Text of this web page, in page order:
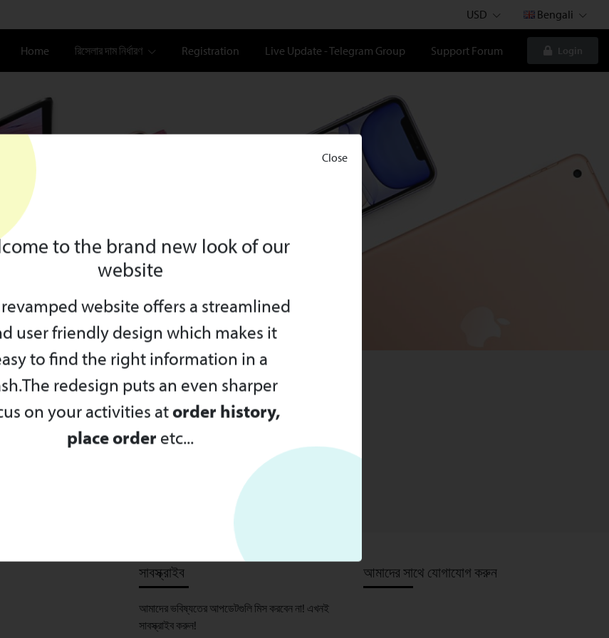
USD Bengali
Home রিসেলার দাম নির্ধারণ Registration Live Update - Telegram Group Support Forum Login
সাবস্ক্রাইব
আমাদের ভবিষ্যতের আপডেটগুলি মিস করবেন না! এখনই
সাবস্ক্রাইব করুন!
আমাদের সাথে যোগাযোগ করুন
to the brand new look of our
website
revamped website offers a streamlined
user friendly design which makes it
to find the right information in a
redesign puts an even sharper
on your activities atorder history,